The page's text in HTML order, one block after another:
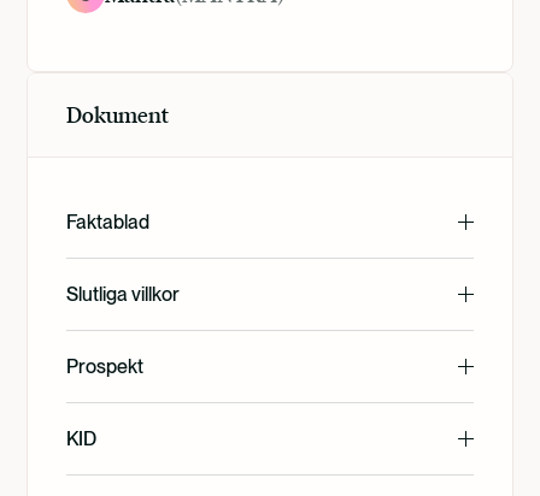
Dokument
Faktablad
English
Svenska
Slutliga villkor
English
Svenska
Prospekt
English
KID